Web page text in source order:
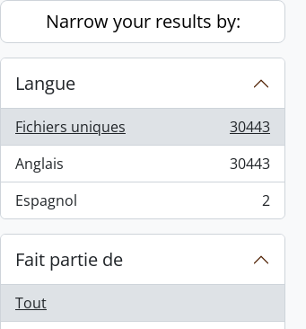
Skip to main content
Narrow your results by:
Langue
Fichiers uniques
, 30443 résultats
30443
Anglais
, 30443 résultats
30443
Espagnol
, 2 résultats 2
Fait partie de
Tout